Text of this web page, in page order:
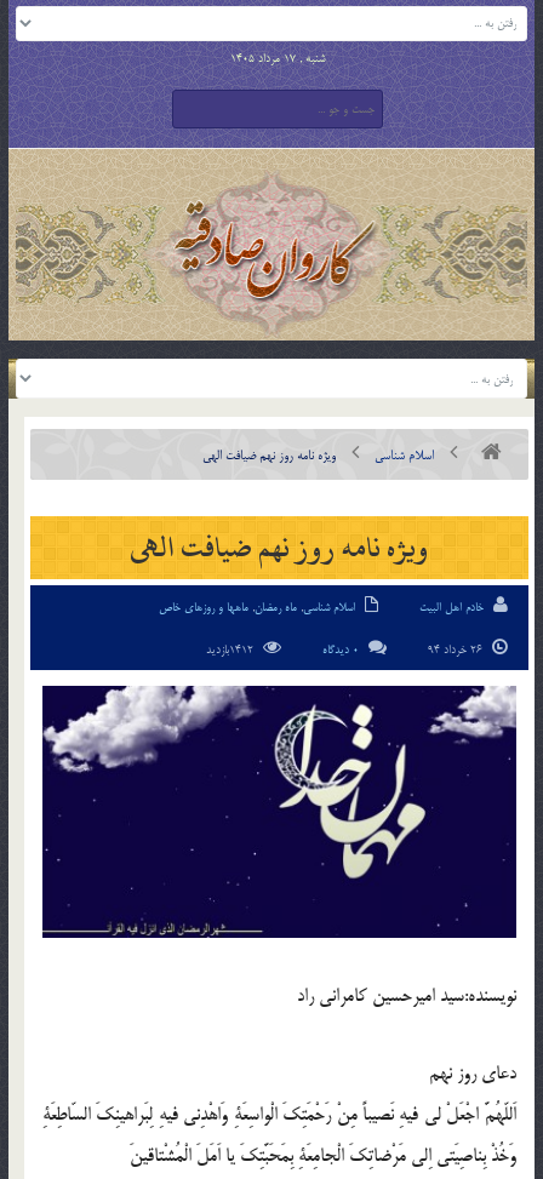
شنبه , 17 مرداد 1405
اسلام شناسی ویژه نامه روز نهم ضیافت الهی
ویژه نامه روز نهم ضیافت الهی
خادم اهل البیت اسلام شناسی, ماه رمضان, ماهها و روزهای خاص
0 دیدگاه
نويسنده:سید امیرحسین کامرانی راد
دعای روز نهم
اَللّهُمَّ اجْعَلْ لى فيهِ نَصيباً مِنْ رَحْمَتِكَ الْواسِعَةِ وَاهْدِنى فيهِ لِبَراهينِكَ السّاطِعَةِ
وَخُذْ بِناصِيَتى اِلى مَرْضاتِكَ الْجامِعَةِ بِمَحَبَّتِكَ يا اَمَلَ الْمُشْتاقينَ